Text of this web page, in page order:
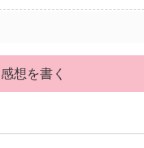
感想を書く